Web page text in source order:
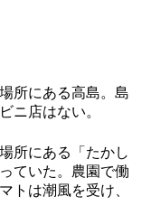
所にある高島。島
ニ店はない。
所にある「たかし
ていた。農園で働
トは潮風を受け、